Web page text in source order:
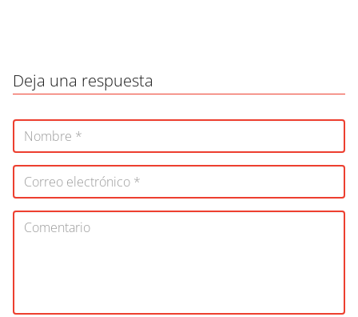
Deja una respuesta